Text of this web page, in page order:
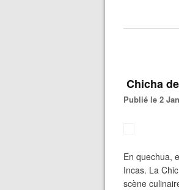
Chicha
Publié le 2
En quechua,
Incas. La
scène